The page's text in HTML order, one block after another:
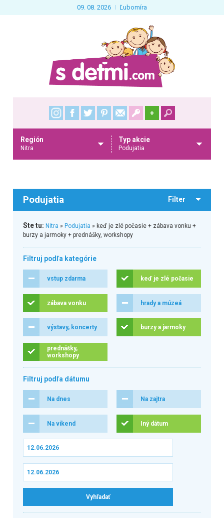
09. 08. 2026 Ľubomíra
+
Región
Nitra
Typ akcie
Podujatia
Podujatia Filter
Ste tu: Nitra » Podujatia » keď je zlé počasie + zábava vonku +
burzy a jarmoky + prednášky, workshopy
Filtruj podľa kategórie
vstup zdarma keď je zlé počasie
zábava vonku hrady a múzeá
výstavy, koncerty burzy a jarmoky
prednášky,
workshopy
Filtruj podľa dátumu
Na dnes Na zajtra
Na víkend Iný dátum